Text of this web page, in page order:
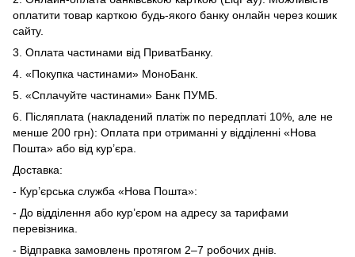
оплатити товар карткою будь-якого банку онлайн через кошик
сайту.
3. Оплата частинами від ПриватБанку.
4. «Покупка частинами» МоноБанк.
5. «Сплачуйте частинами» Банк ПУМБ.
6. Післяплата (накладений платіж по передплаті 10%, але не
менше 200 грн): Оплата при отриманні у відділенні «Нова
Пошта» або від кур’єра.
Доставка:
- Кур’єрська служба «Нова Пошта»:
- До відділення або кур’єром на адресу за тарифами
перевізника.
- Відправка замовлень протягом 2–7 робочих днів.